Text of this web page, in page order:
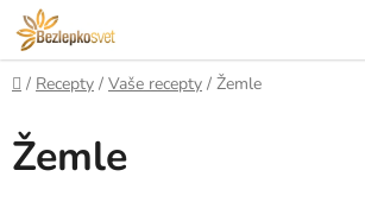
Prejsť
na
obsah
Domov
/ Recepty / Vaše recepty / Žemle
Žemle